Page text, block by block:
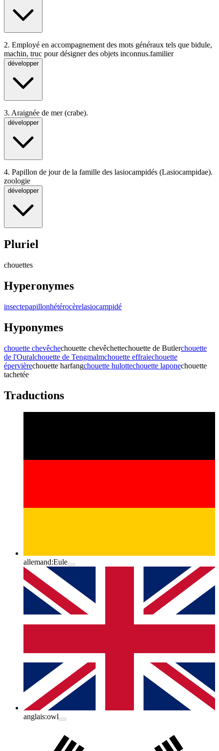
2. Employé en accompagnement des mots généraux tels que bidule,
machin, truc pour désigner des objets inconnus.familier
développer
3. Araignée de mer (crabe).
développer
4. Papillon de jour de la famille des lasiocampidés (Lasiocampidae).
zoologie
développer
Pluriel
chouettes
Hyperonymes
insectepapillonhétérocèrelasiocampidé
Hyponymes
chouette chevêchechouette chevêchettechouette de Butlerchouette
de l'Ouralchouette de Tengmalmchouette effraiechouette
épervièrechouette harfangchouette hulottechouette laponechouette
tachetée
Traductions
allemand:Eule
anglais:owl